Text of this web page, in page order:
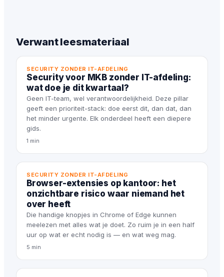
Verwant leesmateriaal
SECURITY ZONDER IT-AFDELING
Security voor MKB zonder IT-afdeling:
wat doe je dit kwartaal?
Geen IT-team, wel verantwoordelijkheid. Deze pillar
geeft een prioriteit-stack: doe eerst dit, dan dat, dan
het minder urgente. Elk onderdeel heeft een diepere
gids.
1 min
SECURITY ZONDER IT-AFDELING
Browser-extensies op kantoor: het
onzichtbare risico waar niemand het
over heeft
Die handige knopjes in Chrome of Edge kunnen
meelezen met alles wat je doet. Zo ruim je in een half
uur op wat er echt nodig is — en wat weg mag.
5 min